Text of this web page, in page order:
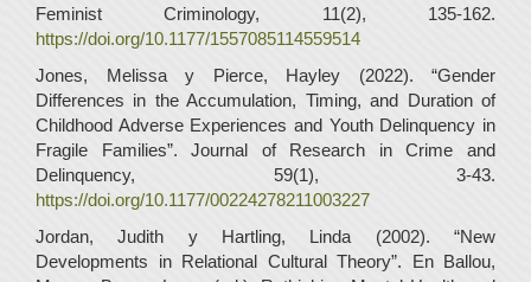
Feminist Criminology, 11(2), 135-162.
https://doi.org/10.1177/1557085114559514
Jones, Melissa y Pierce, Hayley (2022). “Gender
Differences in the Accumulation, Timing, and Duration of
Childhood Adverse Experiences and Youth Delinquency in
Fragile Families”. Journal of Research in Crime and
Delinquency, 59(1), 3-43.
https://doi.org/10.1177/00224278211003227
Jordan, Judith y Hartling, Linda (2002). “New
Developments in Relational Cultural Theory”. En Ballou,